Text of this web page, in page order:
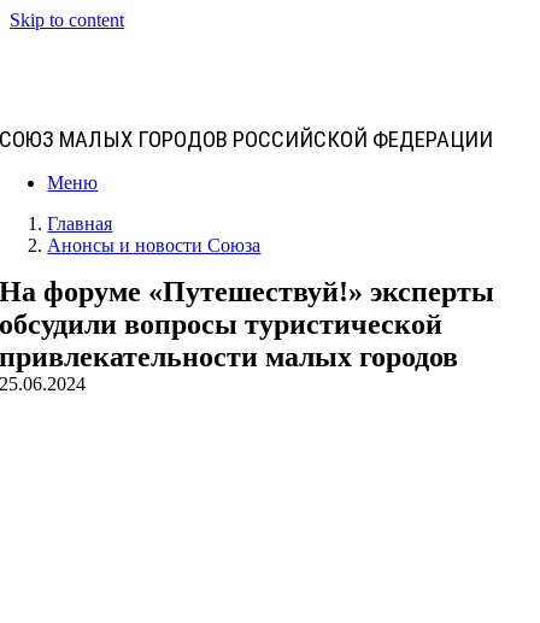
Skip to content
СОЮЗ МАЛЫХ ГОРОДОВ РОССИЙСКОЙ ФЕДЕРАЦИИ
Меню
Главная
Анонсы и новости Союза
На форуме «Путешествуй!» эксперты
обсудили вопросы туристической
привлекательности малых городов
25.06.2024